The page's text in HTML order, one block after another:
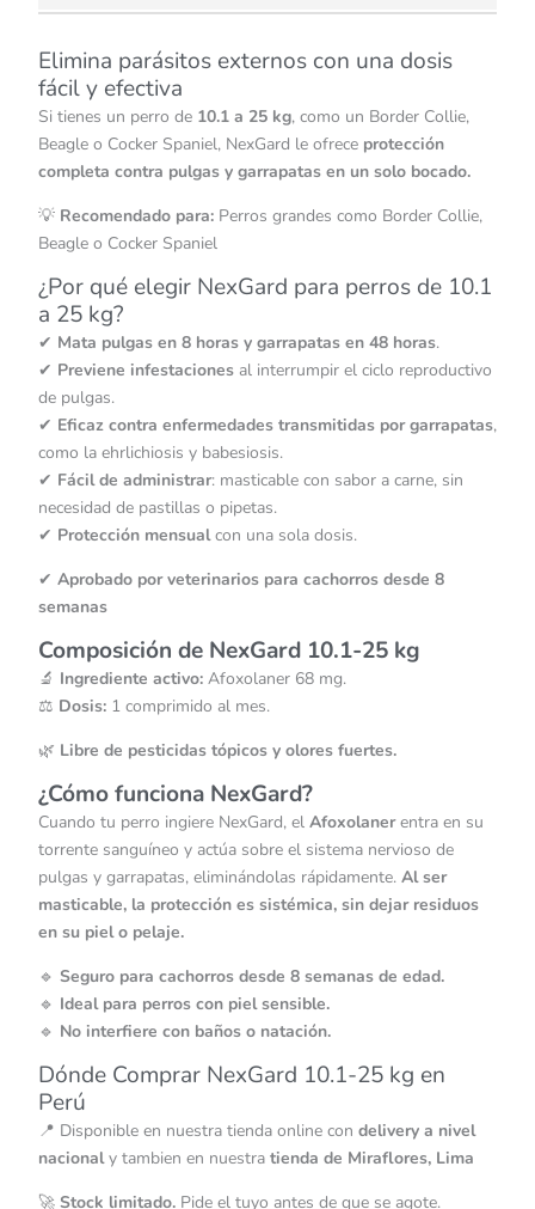
Elimina parásitos externos con una dosis
fácil y efectiva
Si tienes un perro de 10.1 a 25 kg, como un Border Collie,
Beagle o Cocker Spaniel, NexGard le ofrece protección
completa contra pulgas y garrapatas en un solo bocado.
💡 Recomendado para: Perros grandes como Border Collie,
Beagle o Cocker Spaniel
¿Por qué elegir NexGard para perros de 10.1
a 25 kg?
✔ Mata pulgas en 8 horas y garrapatas en 48 horas.
✔ Previene infestaciones al interrumpir el ciclo reproductivo
de pulgas.
✔ Eficaz contra enfermedades transmitidas por garrapatas,
como la ehrlichiosis y babesiosis.
✔ Fácil de administrar: masticable con sabor a carne, sin
necesidad de pastillas o pipetas.
✔ Protección mensualcon una sola dosis.
✔ Aprobado por veterinarios para cachorros desde 8
semanas
Composición de NexGard 10.1-25 kg
🔬 Ingrediente activo: Afoxolaner 68 mg.
⚖️ Dosis: 1 comprimido al mes.
🌿 Libre de pesticidas tópicos y olores fuertes.
¿Cómo funciona NexGard?
Cuando tu perro ingiere NexGard, el Afoxolanerentra en su
torrente sanguíneo y actúa sobre el sistema nervioso de
pulgas y garrapatas, eliminándolas rápidamente. Al ser
masticable, la protección es sistémica, sin dejar residuos
en su piel o pelaje.
🔹 Seguro para cachorros desde 8 semanas de edad.
🔹 Ideal para perros con piel sensible.
🔹 No interfiere con baños o natación.
Dónde Comprar NexGard 10.1-25 kg en
Perú
📍 Disponible en nuestra tienda online con delivery a nivel
nacionaly tambien en nuestra tienda de Miraflores, Lima
🚀 Stock limitado. Pide el tuyo antes de que se agote.